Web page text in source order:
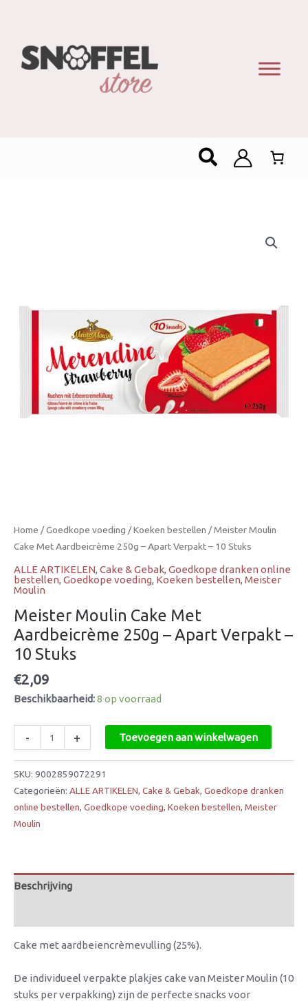
Zoeken
Home /Goedkope voeding /Koeken bestellen / Meister Moulin
Cake Met Aardbeicrème 250g – Apart Verpakt – 10 Stuks
ALLE ARTIKELEN, Cake & Gebak, Goedkope dranken online
bestellen, Goedkope voeding, Koeken bestellen, Meister
Moulin
Meister Moulin Cake Met
Aardbeicrème 250g – Apart Verpakt –
10 Stuks
€2,09
Beschikbaarheid:8 op voorraad
-
250g
Verpakt
Stuks
+ Toevoegen aan winkelwagen
SKU: 9002859072291
Categorieën: ALLE ARTIKELEN, Cake & Gebak, Goedkope dranken
online bestellen, Goedkope voeding, Koeken bestellen, Meister
Moulin
Beschrijving
Cake met aardbeiencrèmevulling (25%).
De individueel verpakte plakjes cake van Meister Moulin (10
stuks per verpakking) zijn de perfecte snacks voor